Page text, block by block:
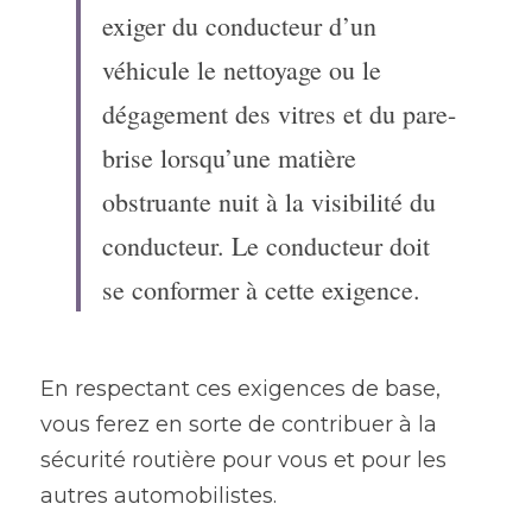
exiger du conducteur d’un
véhicule le nettoyage ou le
dégagement des vitres et du pare-
brise lorsqu’une matière
obstruante nuit à la visibilité du
conducteur. Le conducteur doit
se conformer à cette exigence.
En respectant ces exigences de base,
vous ferez en sorte de contribuer à la
sécurité routière pour vous et pour les
autres automobilistes.